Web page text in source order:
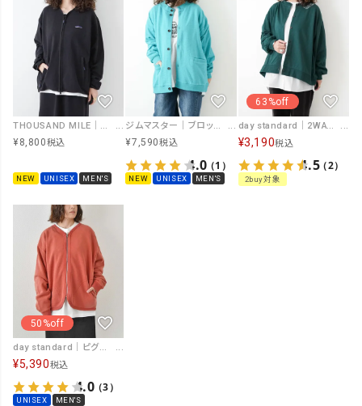
THOUSAND MILE｜ZIP CARDIGAN [[TM261WF00530]][D]
¥8,800税込
NEW UNISEX MEN'S
ジムマスター｜ブロックインレーボタンカーデ [[G433748-26SS]][D]
¥7,590税込
4.0（1）
NEW UNISEX MEN'S
63%off
day standard｜2WAYカーデ(レイヤードロンTセット) [[K53060A-28]][D]
¥3,190税込
4.5（2）
2buy対象
50%off
day standard｜ピグメント裏毛ジップカーデ [[day-003]][D]
¥5,390税込
4.0（3）
UNISEX
MEN'S